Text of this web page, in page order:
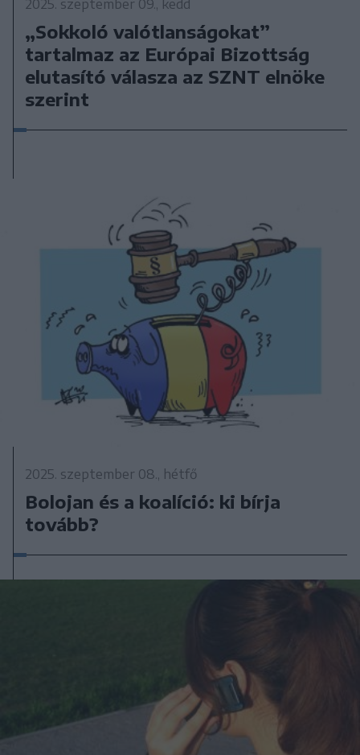
2025. szeptember 09., kedd
„Sokkoló valótlanságokat”
tartalmaz az Európai Bizottság
elutasító válasza az SZNT elnöke
szerint
2025. szeptember 08., hétfő
Bolojan és a koalíció: ki bírja
tovább?